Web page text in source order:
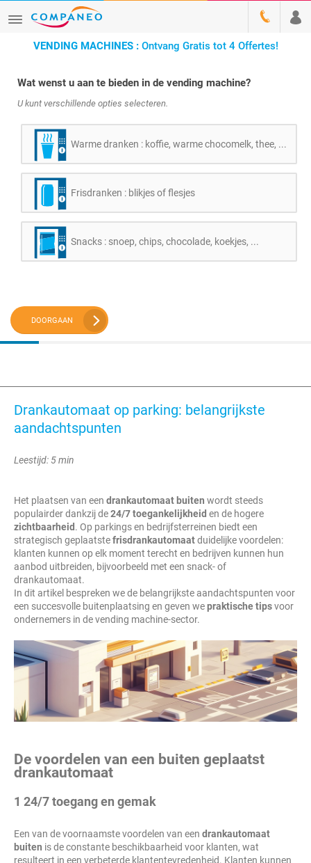
VENDING MACHINES :Ontvang Gratis tot 4 Offertes!
Wat wenst u aan te bieden in de vending machine?
U kunt verschillende opties selecteren.
Warme dranken : koffie, warme chocomelk, thee, ...
Frisdranken : blikjes of flesjes
Snacks : snoep, chips, chocolade, koekjes, ...
DOORGAAN
Drankautomaat op parking: belangrijkste
aandachtspunten
Leestijd: 5 min
Het plaatsen van een drankautomaat buiten wordt steeds
populairder dankzij de24/7 toegankelijkheid en de hogere
zichtbaarheid . Op parkings en bedrijfsterreinen biedt een
strategisch geplaatstefrisdrankautomaatduidelijke voordelen:
klanten kunnen op elk moment terecht en bedrijven kunnen hun
aanbod uitbreiden, bijvoorbeeld met een snack- of
drankautomaat.
In dit artikel bespreken we de belangrijkste aandachtspunten voor
een succesvolle buitenplaatsing en geven wepraktische tipsvoor
ondernemers in de vending machine-sector.
De voordelen van een buiten geplaatst
drankautomaat
1 24/7 toegang en gemak
Een van de voornaamste voordelen van een drankautomaat
buiten is de constante beschikbaarheid voor klanten, wat
resulteert in een verbeterde klantentevredenheid. Klanten kunnen